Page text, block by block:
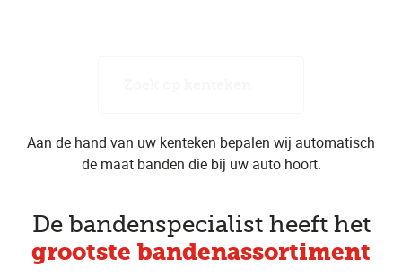
Aan de hand van uw kenteken bepalen wij automatisch
de maat banden die bij uw auto hoort.
De bandenspecialist heeft het
grootste bandenassortiment